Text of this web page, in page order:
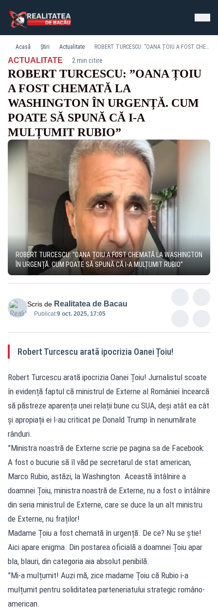
Acasă Știri Actualitate ROBERT TURCESCU: ”OANA ȚOIU A FOST CHEMATĂ LA WASHINGTON ÎN URGENȚĂ. CUM POATE SĂ SPUNĂ CĂ I-A MULȚUMIT RUBIO”
ACTUALITATE· 2 min citire
ROBERT TURCESCU: ”OANA ȚOIU
A FOST CHEMATĂ LA
WASHINGTON ÎN URGENȚĂ. CUM
POATE SĂ SPUNĂ CĂ I-A
MULȚUMIT RUBIO”
ROBERT TURCESCU: ”OANA ȚOIU A FOST CHEMATĂ LA WASHINGTON
ÎN URGENȚĂ. CUM POATE SĂ SPUNĂ CĂ I-A MULȚUMIT RUBIO”
Scris de Realitatea de Bacau
Publicat:9 oct. 2025, 17:05
Robert Turcescu arată ipocrizia Oanei Țoiu!
Robert Turcescu arată ipocrizia Oanei Țoiu! Jurnalistul scoate
în evidență faptul că ministrul de Externe al României încearcă
să păstreze aparența unei relații bune cu SUA, deși atât ea cât
și apropiații ei l-au criticat pe Donald Trump în nenumărate
rânduri.
”Ministra noastră de Externe scrie pe pagina sa de Facebook:
A fost o bucurie să îl văd pe secretarul de stat american,
Marco Rubio, astăzi, la Washington. Această întâlnire a
doamnei Țoiu, ministra noastră de Externe, nu a fost o întâlnire
din seria ministrul de Externe, care se duce la un alt ministru
de Externe, nu fraților!
Madame Țoiu a fost chemată în urgență. De ce? Nu se știe!
Aici apare enigma. Din postarea oficială a doamnei Țoiu apar
bla, blauri, din categoria aia absolut penibilă.
”Mi-a mulțumit! Auzi mă, zice madame Țoiu că Rubio i-a
mulțumit pentru soliditatea parteneriatului strategic româno-
american.